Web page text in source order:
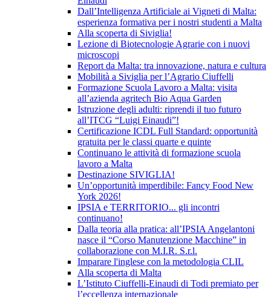
Dall’Intelligenza Artificiale ai Vigneti di Malta:
esperienza formativa per i nostri studenti a Malta
Alla scoperta di Siviglia!
Lezione di Biotecnologie Agrarie con i nuovi
microscopi
Report da Malta: tra innovazione, natura e cultura
Mobilità a Siviglia per l’Agrario Ciuffelli
Formazione Scuola Lavoro a Malta: visita
all’azienda agritech Bio Aqua Garden
Istruzione degli adulti: riprendi il tuo futuro
all’ITCG “Luigi Einaudi”!
Certificazione ICDL Full Standard: opportunità
gratuita per le classi quarte e quinte
Continuano le attività di formazione scuola
lavoro a Malta
Destinazione SIVIGLIA!
Un’opportunità imperdibile: Fancy Food New
York 2026!
IPSIA e TERRITORIO... gli incontri
continuano!
Dalla teoria alla pratica: all’IPSIA Angelantoni
nasce il “Corso Manutenzione Macchine” in
collaborazione con M.I.R. S.r.l.
Imparare l'inglese con la metodologia CLIL
Alla scoperta di Malta
L’Istituto Ciuffelli-Einaudi di Todi premiato per
l’eccellenza internazionale